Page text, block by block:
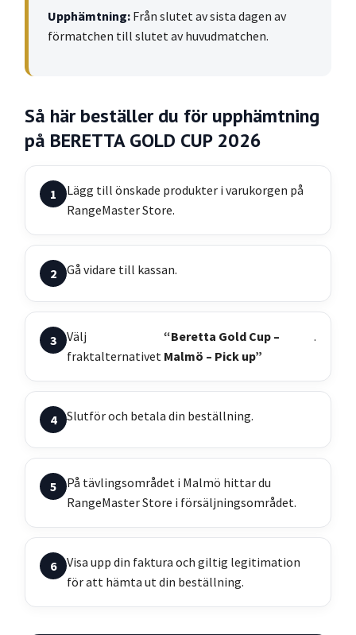
Upphämtning: Från slutet av sista dagen av
förmatchen till slutet av huvudmatchen.
Så här beställer du för upphämtning
på BERETTA GOLD CUP 2026
Lägg till önskade produkter i varukorgen på
RangeMaster Store.
Gå vidare till kassan.
Välj
fraktalternativet
“Beretta Gold Cup –
Malmö – Pick up”
.
Slutför och betala din beställning.
På tävlingsområdet i Malmö hittar du
RangeMaster Store i försäljningsområdet.
Visa upp din faktura och giltig legitimation
för att hämta ut din beställning.